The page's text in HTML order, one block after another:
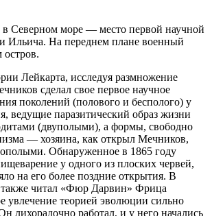
в Северном море — место первой научной
Ильича. На переднем плане военный
остров.
Лейкарта, исследуя размножение
сделал свое первое научное
поколений (полового и бесполого) у
ведущие паразитический образ жизни
(двуполыми), а формы, свободно
— хозяина, как открыл Мечников,
Обнаруженное в 1865 году
у одного из плоских червей,
на его более поздние открытия. В
читал «Фюр Дарвин» Фрица
увлечение теорией эволюции сильно
лихорадочно работал, и у него начались